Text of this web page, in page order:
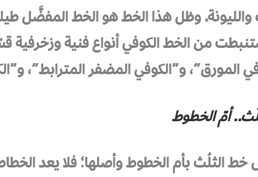
والليونة. وظل هذا الخط هو الخط المفضَّل طيلة
من الخط الكوفي أنواع فنية وزخرفية
المورق”، و”الكوفي المضفر المترابط”،
أمّ الخطوط
الثلُث بأم الخطوط وأصلها؛ فلا يعد